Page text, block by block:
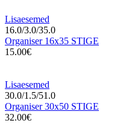
Lisaesemed
16.0/3.0/35.0
Organiser 16x35 STIGE
15.00€
Lisaesemed
30.0/1.5/51.0
Organiser 30x50 STIGE
32.00€